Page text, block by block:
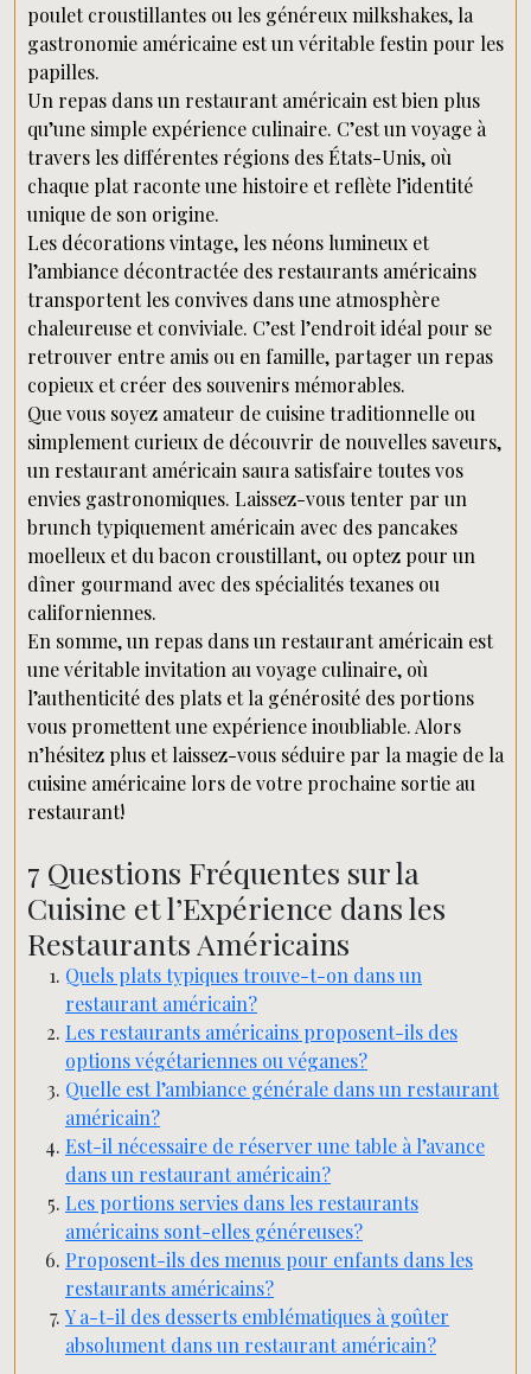
poulet croustillantes ou les généreux milkshakes, la
gastronomie américaine est un véritable festin pour les
papilles.
Un repas dans un restaurant américain est bien plus
qu’une simple expérience culinaire. C’est un voyage à
travers les différentes régions des États-Unis, où
chaque plat raconte une histoire et reflète l’identité
unique de son origine.
Les décorations vintage, les néons lumineux et
l’ambiance décontractée des restaurants américains
transportent les convives dans une atmosphère
chaleureuse et conviviale. C’est l’endroit idéal pour se
retrouver entre amis ou en famille, partager un repas
copieux et créer des souvenirs mémorables.
Que vous soyez amateur de cuisine traditionnelle ou
simplement curieux de découvrir de nouvelles saveurs,
un restaurant américain saura satisfaire toutes vos
envies gastronomiques. Laissez-vous tenter par un
brunch typiquement américain avec des pancakes
moelleux et du bacon croustillant, ou optez pour un
dîner gourmand avec des spécialités texanes ou
californiennes.
En somme, un repas dans un restaurant américain est
une véritable invitation au voyage culinaire, où
l’authenticité des plats et la générosité des portions
vous promettent une expérience inoubliable. Alors
n’hésitez plus et laissez-vous séduire par la magie de la
cuisine américaine lors de votre prochaine sortie au
restaurant!
7 Questions Fréquentes sur la
Cuisine et l’Expérience dans les
Restaurants Américains
Quels plats typiques trouve-t-on dans un
restaurant américain?
Les restaurants américains proposent-ils des
options végétariennes ou véganes?
Quelle est l’ambiance générale dans un restaurant
américain?
Est-il nécessaire de réserver une table à l’avance
dans un restaurant américain?
Les portions servies dans les restaurants
américains sont-elles généreuses?
Proposent-ils des menus pour enfants dans les
restaurants américains?
Y a-t-il des desserts emblématiques à goûter
absolument dans un restaurant américain?